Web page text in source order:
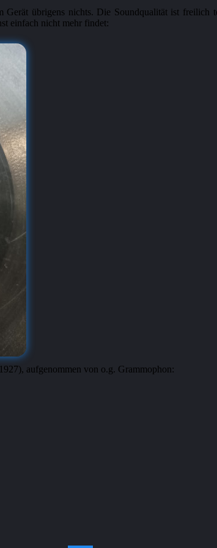
übrigens nichts. Die Soundqualität ist freilich
aufgenommen von o.g. Grammophon: